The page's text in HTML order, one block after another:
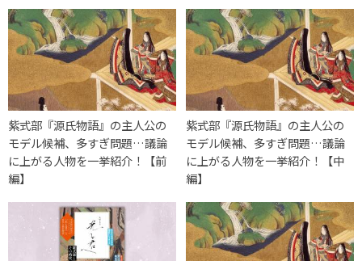
紫式部『源氏物語』の主人公の
モデル候補、多すぎ問題…議論
に上がる人物を一挙紹介！【前
編】
紫式部『源氏物語』の主人公の
モデル候補、多すぎ問題…議論
に上がる人物を一挙紹介！【中
編】